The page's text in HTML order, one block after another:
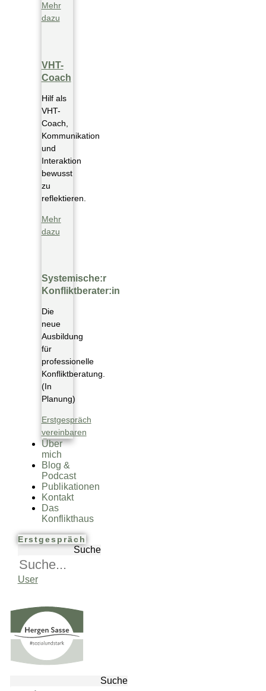
Mehr
dazu
VHT-
Coach
Hilf als
VHT-
Coach,
Kommunikation
und
Interaktion
bewusst
zu
reflektieren.
Mehr
dazu
Systemische:r
Konfliktberater:in
Die
neue
Ausbildung
für
professionelle
Konfliktberatung.
(In
Planung)
Erstgespräch
vereinbaren
Über
mich
Blog &
Podcast
Publikationen
Kontakt
Das
Konflikthaus
Erstgespräch
Suche
User
Suche